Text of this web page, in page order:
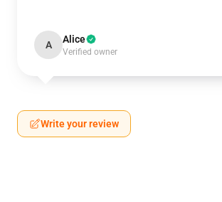
A Alice
Verified owner
Write your review